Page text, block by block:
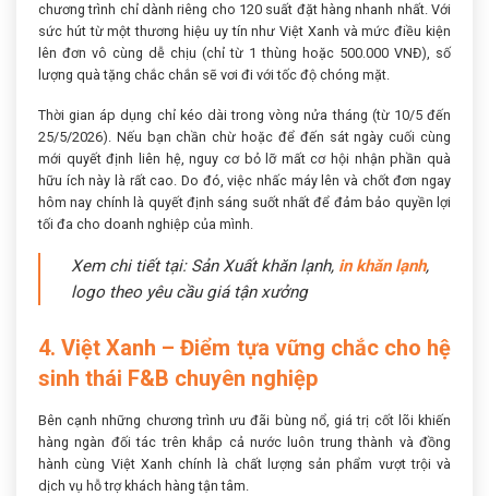
chương trình chỉ dành riêng cho 120 suất đặt hàng nhanh nhất. Với
sức hút từ một thương hiệu uy tín như Việt Xanh và mức điều kiện
lên đơn vô cùng dễ chịu (chỉ từ 1 thùng hoặc 500.000 VNĐ), số
lượng quà tặng chắc chắn sẽ vơi đi với tốc độ chóng mặt.
Thời gian áp dụng chỉ kéo dài trong vòng nửa tháng (từ 10/5 đến
25/5/2026). Nếu bạn chần chừ hoặc để đến sát ngày cuối cùng
mới quyết định liên hệ, nguy cơ bỏ lỡ mất cơ hội nhận phần quà
hữu ích này là rất cao. Do đó, việc nhấc máy lên và chốt đơn ngay
hôm nay chính là quyết định sáng suốt nhất để đảm bảo quyền lợi
tối đa cho doanh nghiệp của mình.
Xem chi tiết tại: Sản Xuất khăn lạnh, in khăn lạnh,
logo theo yêu cầu giá tận xưởng
4. Việt Xanh – Điểm tựa vững chắc cho hệ
sinh thái F&B chuyên nghiệp
Bên cạnh những chương trình ưu đãi bùng nổ, giá trị cốt lõi khiến
hàng ngàn đối tác trên khắp cả nước luôn trung thành và đồng
hành cùng Việt Xanh chính là chất lượng sản phẩm vượt trội và
dịch vụ hỗ trợ khách hàng tận tâm.